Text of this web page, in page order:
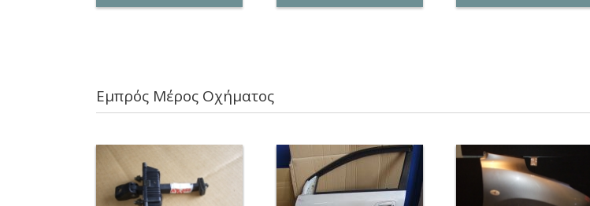
Eμπρός Mέρος Oχήματος